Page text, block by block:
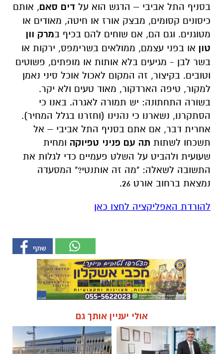
בסניף התל אביבי – הדגש הוא על דים סאם, אותם
כיסונים קסומים, מבצק אורז או חיטה, מאודים או
מטוגנים. וגם הם, אם שוחים להם בכיף במרק וון
טון או בפני עצמם, ממולאים בשרימפס, ירקות או
בשר לבן - מגיעים בלא אותות או מופתים, פשוטים
וטובים. בקיצור, זה המקום לאכול אוכל סיני נאמן
למקור, טיפה הארדקור, מאוד טעים ולא יקר.
בשורה התחתונה: יש תמורה לאגרה. באנו כי
הסתקרנו, נשארנו כי נהנינו (וחזרנו בגלל המחיר).
אחרית דבר, אם אתם בסניף התל אביבי – אל
תשכחו לשתות תה עם פניני טפיוקה ומחית
שעועית ולהביט על השלט פעמיים כדי לגלות את
התשובה לשאלה: "מה זה אותנטי?" המסעדה
נמצאת ברחוב אורט 26.
להורדת האפליקציה לחצו כאן
אולי יעניין אותך גם